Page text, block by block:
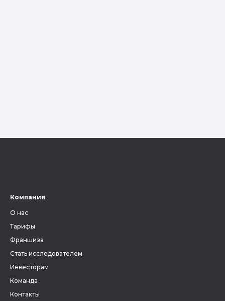
Компания
О нас
Тарифы
Франшиза
Стать исследователем
Инвесторам
Команда
Контакты